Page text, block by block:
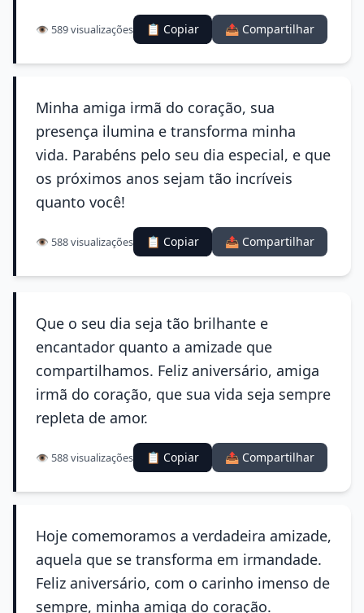
👁️ 589 visualizações 📋 Copiar 📤 Compartilhar
Minha amiga irmã do coração, sua
presença ilumina e transforma minha
vida. Parabéns pelo seu dia especial, e que
os próximos anos sejam tão incríveis
quanto você!
👁️ 588 visualizações 📋 Copiar 📤 Compartilhar
Que o seu dia seja tão brilhante e
encantador quanto a amizade que
compartilhamos. Feliz aniversário, amiga
irmã do coração, que sua vida seja sempre
repleta de amor.
👁️ 588 visualizações 📋 Copiar 📤 Compartilhar
Hoje comemoramos a verdadeira amizade,
aquela que se transforma em irmandade.
Feliz aniversário, com o carinho imenso de
sempre, minha amiga do coração.